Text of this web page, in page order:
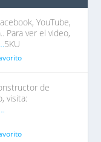
YouTube,
Para ver el video,
5KU
de
visita: